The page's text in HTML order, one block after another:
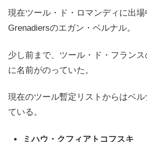
現在ツール・ド・ロマンディに出
Grenadiersのエガン・ベルナル。
少し前まで、ツール・ド・フランス
に名前がのっていた。
現在のツール暫定リストからはベル
ている。
ミハウ・クフィアトコフスキ